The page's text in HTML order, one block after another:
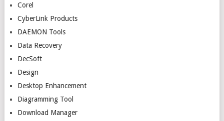
Corel
CyberLink Products
DAEMON Tools
Data Recovery
DecSoft
Design
Desktop Enhancement
Diagramming Tool
Download Manager